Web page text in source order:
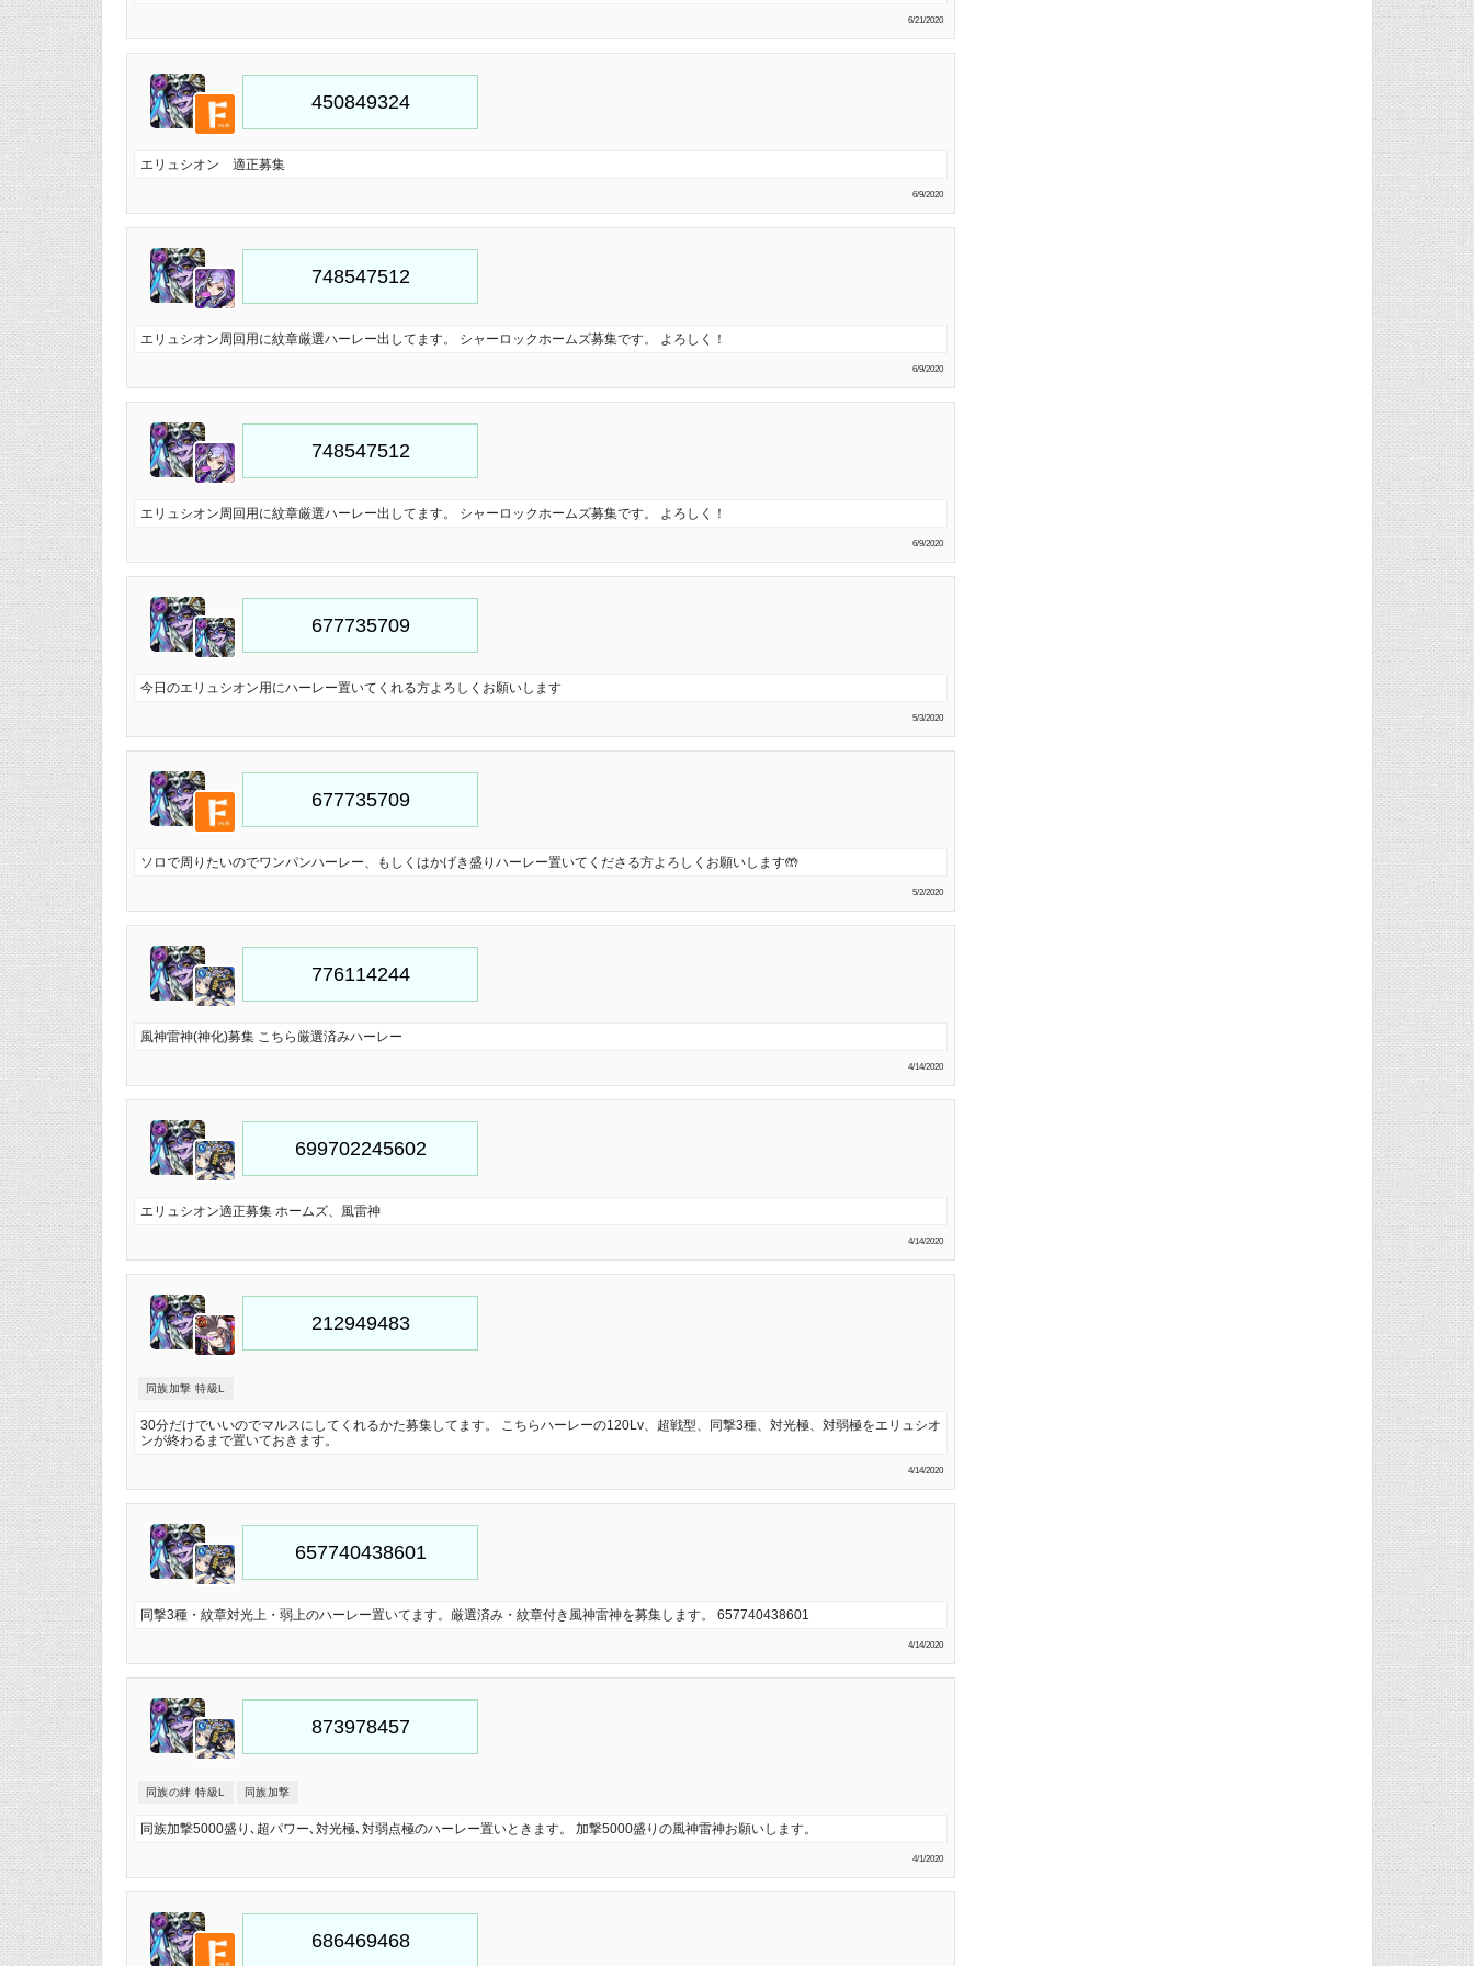
6/21/2020
エリュシオン 適正募集
6/9/2020
エリュシオン周回用に紋章厳選ハーレー出してます。 シャーロックホームズ募集です。 よろしく！
6/9/2020
エリュシオン周回用に紋章厳選ハーレー出してます。 シャーロックホームズ募集です。 よろしく！
6/9/2020
今日のエリュシオン用にハーレー置いてくれる方よろしくお願いします
5/3/2020
ソロで周りたいのでワンパンハーレー、もしくはかげき盛りハーレー置いてくださる方よろしくお願いします🤲
5/2/2020
風神雷神(神化)募集 こちら厳選済みハーレー
4/14/2020
エリュシオン適正募集 ホームズ、風雷神
4/14/2020
同族加撃 特級L
30分だけでいいのでマルスにしてくれるかた募集してます。 こちらハーレーの120Lv、超戦型、同撃3種、対光極、対弱極をエリュシオ
ンが終わるまで置いておきます。
4/14/2020
同撃3種・紋章対光上・弱上のハーレー置いてます。厳選済み・紋章付き風神雷神を募集します。 657740438601
4/14/2020
同族の絆 特級L 同族加撃
同族加撃5000盛り､超パワー､対光極､対弱点極のハーレー置いときます。 加撃5000盛りの風神雷神お願いします。
4/1/2020